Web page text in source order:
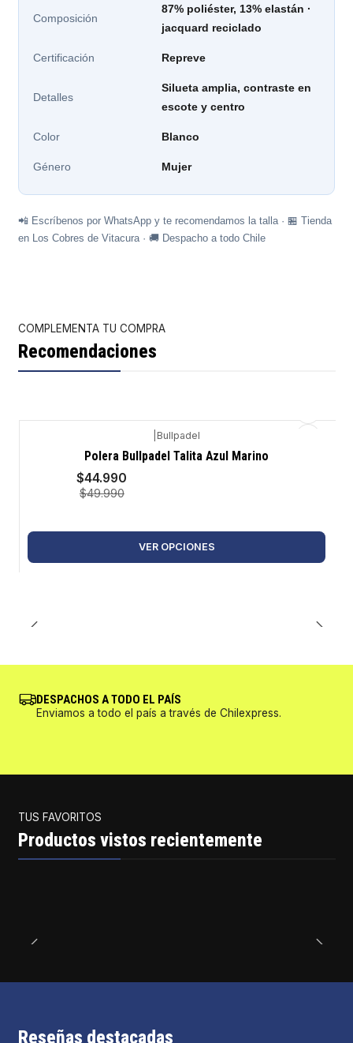
Composición
87% poliéster, 13% elastán ·
jacquard reciclado
Certificación Repreve
Detalles
Silueta amplia, contraste en
escote y centro
Color Blanco
Género Mujer
📲 Escríbenos por WhatsApp y te recomendamos la talla · 🏪 Tienda
en Los Cobres de Vitacura · 🚚 Despacho a todo Chile
COMPLEMENTA TU COMPRA
Recomendaciones
Bullpadel
Polera Bullpadel Talita Azul Marino
$44.990
$49.990
VER OPCIONES
DESPACHOS A TODO EL PAÍS
Enviamos a todo el país a través de Chilexpress.
TUS FAVORITOS
Productos vistos recientemente
Reseñas destacadas